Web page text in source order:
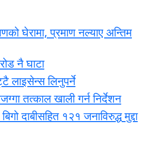
घेरामा, प्रमाण नल्याए अन्तिम
नै घाटा
लाइसेन्स लिनुपर्ने
तत्काल खाली गर्न निर्देशन
दाबीसहित १२१ जनाविरुद्ध मुद्दा